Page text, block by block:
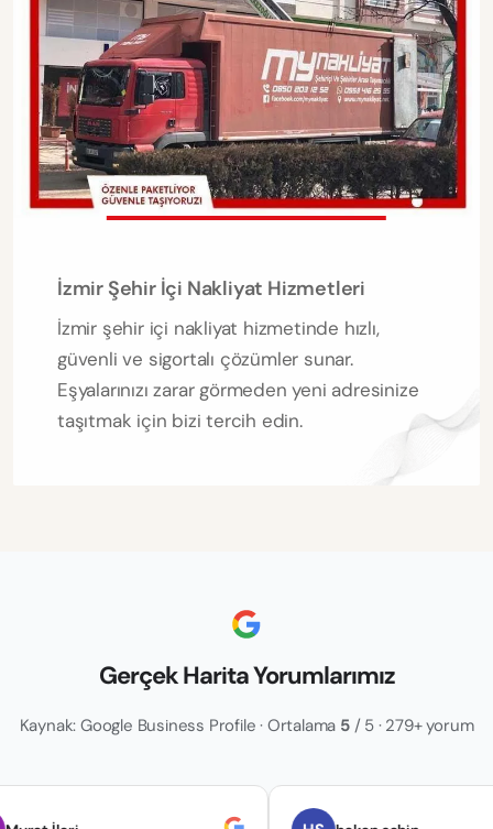
İzmir Şehir İçi Nakliyat Hizmetleri
İzmir şehir içi nakliyat hizmetinde hızlı,
güvenli ve sigortalı çözümler sunar.
Eşyalarınızı zarar görmeden yeni adresinize
taşıtmak için bizi tercih edin.
Gerçek Harita Yorumlarımız
Kaynak: Google Business Profile · Ortalama 5/ 5 · 279+ yorum